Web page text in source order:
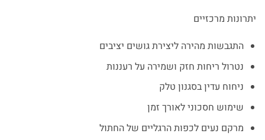
יתרונות מרכזיים
התגבשות מהירה ליצירת גושים יציבים
נטרול ריחות חזק ושמירה על רעננות
ניחוח עדין בסגנון טלק
שימוש חסכוני לאורך זמן
מרקם נעים לכפות הרגליים של החתול